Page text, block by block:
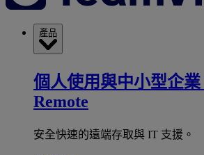
產品
個人使用與中小型企業
Remote
安全快速的遠端存取與 IT 支援。